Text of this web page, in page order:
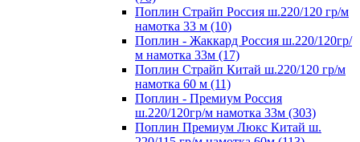
Поплин Страйп Россия ш.220/120 гр/м
намотка 33 м (10)
Поплин - Жаккард Россия ш.220/120гр/
м намотка 33м (17)
Поплин Страйп Китай ш.220/120 гр/м
намотка 60 м (11)
Поплин - Премиум Россия
ш.220/120гр/м намотка 33м (303)
Поплин Премиум Люкс Китай ш.